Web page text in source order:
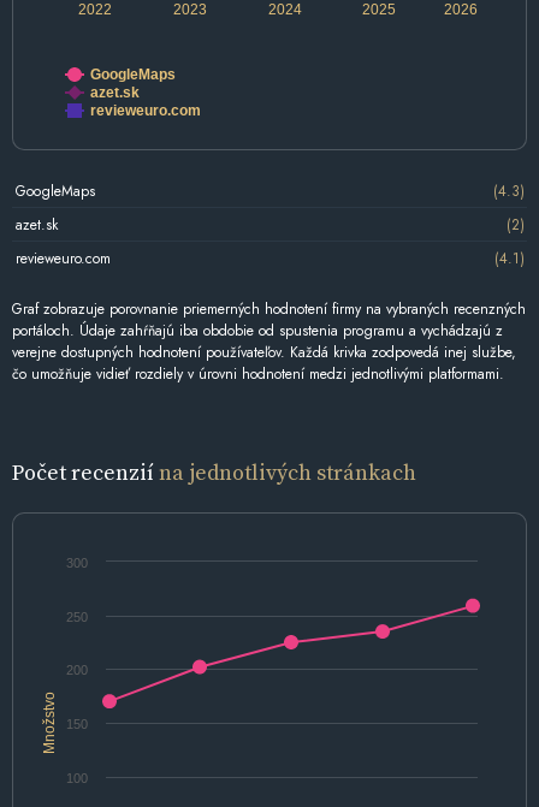
2022 2024 2026
2023 2025
GoogleMaps
azet.sk
revieweuro.com
GoogleMaps
(4.3)
azet.sk
(2)
revieweuro.com
(4.1)
Graf zobrazuje porovnanie priemerných hodnotení firmy na vybraných recenzných
portáloch. Údaje zahŕňajú iba obdobie od spustenia programu a vychádzajú z
verejne dostupných hodnotení používateľov. Každá krivka zodpovedá inej službe,
čo umožňuje vidieť rozdiely v úrovni hodnotení medzi jednotlivými platformami.
Počet recenziína jednotlivých stránkach
Množstvo
100
150
200
250
300